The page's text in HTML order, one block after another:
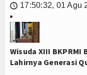
🕔 17:50:32, 01 Agu
Wisuda XIII
Lahirnya Generasi